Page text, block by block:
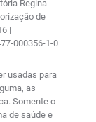
Regina
de
|
000356-1-0
usadas para
as
Somente o
de saúde e